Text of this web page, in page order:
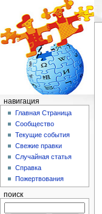
навигация
Главная Страница
Сообщество
Текущие события
Свежие правки
Случайная статья
Справка
Пожертвования
поиск